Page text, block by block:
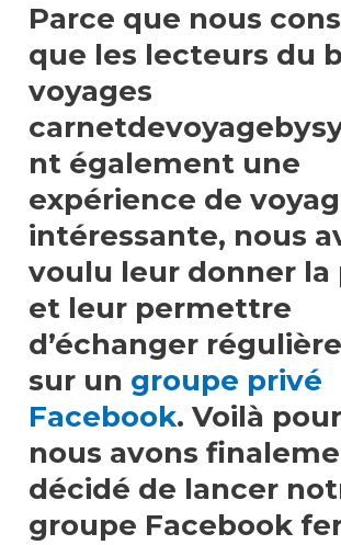
Parce que nous
que les lecteurs du
voyages
nt également une
expérience de
intéressante, nous
voulu leur donner la
et leur permettre
d’échanger
sur un groupe privé
Facebook. Voilà
nous avons
décidé de lancer
groupe Facebook